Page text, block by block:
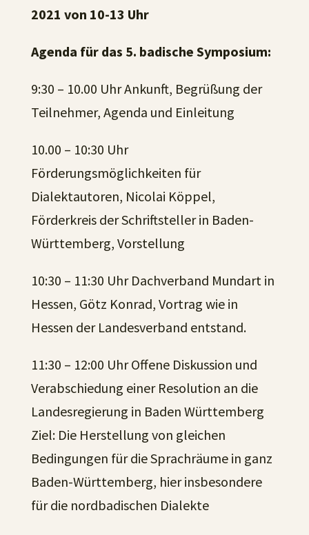
2021 von 10-13 Uhr
Agenda für das 5. badische Symposium:
9:30 – 10.00 Uhr Ankunft, Begrüßung der
Teilnehmer, Agenda und Einleitung
10.00 – 10:30 Uhr
Förderungsmöglichkeiten für
Dialektautoren, Nicolai Köppel,
Förderkreis der Schriftsteller in Baden-
Württemberg, Vorstellung
10:30 – 11:30 Uhr Dachverband Mundart in
Hessen, Götz Konrad, Vortrag wie in
Hessen der Landesverband entstand.
11:30 – 12:00 Uhr Offene Diskussion und
Verabschiedung einer Resolution an die
Landesregierung in Baden Württemberg
Ziel: Die Herstellung von gleichen
Bedingungen für die Sprachräume in ganz
Baden-Württemberg, hier insbesondere
für die nordbadischen Dialekte